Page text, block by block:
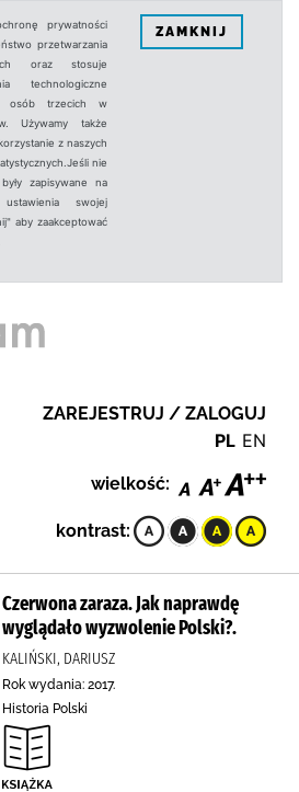
prywatności
przetwarzania
oraz stosuje
technologiczne
osób trzecich w
Używamy także
z naszych
nie
zapisywane na
swojej
aby zaakceptować
ZAMKNIJ
ZAREJESTRUJ / ZALOGUJ
PL EN
wielkość:
kontrast:
Czerwona zaraza. Jak naprawdę
wyglądało wyzwolenie Polski?.
KALIŃSKI, DARIUSZ
Rok wydania: 2017.
Historia Polski